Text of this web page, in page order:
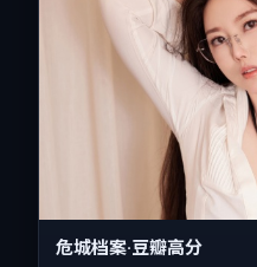
危城档案·豆瓣高分